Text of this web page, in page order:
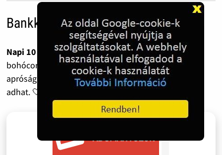
Bankkártyás adományozás
Napi 10 forint havonta már 300 forint.Ennyiből tíz
bohócorr vagy egy színes ceruza is megvásárolható –
apróság, ami egy gyermeknek mégis mosolyt és erőt
adhat. 🤍 Segítenél? Hálásan köszönjük!